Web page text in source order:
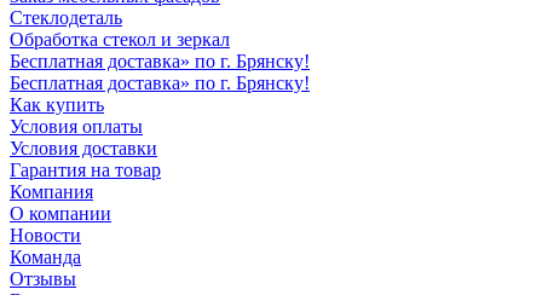
Стеклодеталь
Обработка стекол и зеркал
Бесплатная доставка» по г. Брянску!
Бесплатная доставка» по г. Брянску!
Как купить
Условия оплаты
Условия доставки
Гарантия на товар
Компания
О компании
Новости
Команда
Отзывы